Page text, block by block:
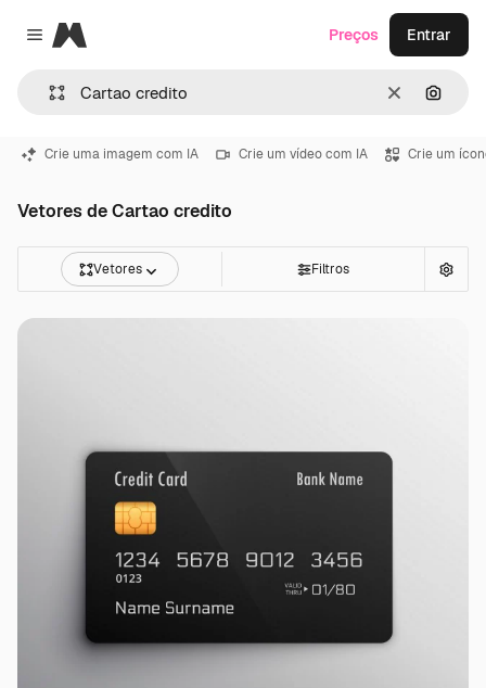
Close menu
Magnific
Limpar
Preços Entrar
Crie uma imagem com IA Crie um vídeo com IA Crie um
Vetores de Cartao credito
Vetores Filtros